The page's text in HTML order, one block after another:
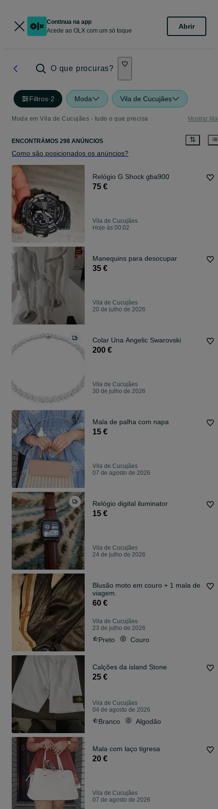
Continua na app
Acede ao OLX com um só toque
Abrir
O que procuras?
Filtros·2 Moda Vila de Cucujães
Moda em Vila de Cucujães - tudo o que precisa Mostrar
ENCONTRÁMOS 298 ANÚNCIOS
Como são posicionados os anúncios?
Relógio G Shock gba900
75 €
Vila de Cucujães
Hoje às 00:02
Manequins para desocupar
35 €
Vila de Cucujães
20 de julho de 2026
Colar Una Angelic Swarovski
200 €
Vila de Cucujães
30 de julho de 2026
Mala de palha com napa
15 €
Vila de Cucujães
07 de agosto de 2026
Relógio digital iluminator
15 €
Vila de Cucujães
24 de julho de 2026
Blusão moto em couro + 1 mala de
viagem.
60 €
Vila de Cucujães
23 de julho de 2026
Preto Couro
Calções da island Stone
25 €
Vila de Cucujães
04 de agosto de 2026
Branco Algodão
Mala com laço tigresa
20 €
Vila de Cucujães
07 de agosto de 2026